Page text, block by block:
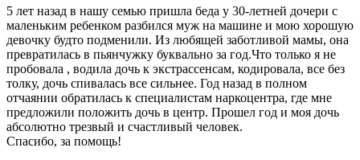
5 лет назад в нашу семью пришла беда у 30-летней дочери с
маленьким ребенком разбился муж на машине и мою хорошую
девочку будто подменили. Из любящей заботливой мамы, она
превратилась в пьянчужку буквально за год.Что только я не
пробовала , водила дочь к экстрассенсам, кодировала, все без
толку, дочь спивалась все сильнее. Год назад в полном
отчаянии обратилась к специалистам наркоцентра, где мне
предложили положить дочь в центр. Прошел год и моя дочь
абсолютно трезвый и счастливый человек.
Спасибо, за помощь!